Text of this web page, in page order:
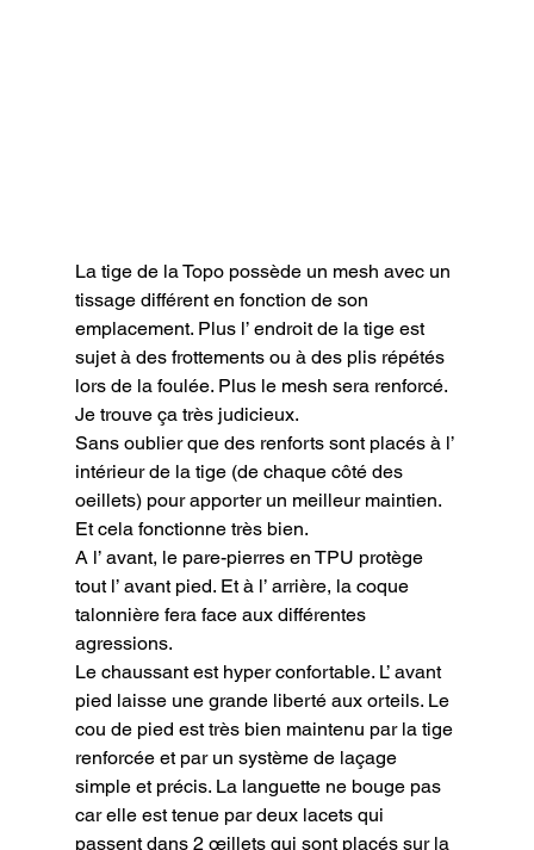
La tige de la Topo possède un mesh avec un
tissage différent en fonction de son
emplacement. Plus l’ endroit de la tige est
sujet à des frottements ou à des plis répétés
lors de la foulée. Plus le mesh sera renforcé.
Je trouve ça très judicieux.
Sans oublier que des renforts sont placés à l’
intérieur de la tige (de chaque côté des
oeillets) pour apporter un meilleur maintien.
Et cela fonctionne très bien.
A l’ avant, le pare-pierres en TPU protège
tout l’ avant pied. Et à l’ arrière, la coque
talonnière fera face aux différentes
agressions.
Le chaussant est hyper confortable. L’ avant
pied laisse une grande liberté aux orteils. Le
cou de pied est très bien maintenu par la tige
renforcée et par un système de laçage
simple et précis. La languette ne bouge pas
car elle est tenue par deux lacets qui
passent dans 2 œillets qui sont placés sur la